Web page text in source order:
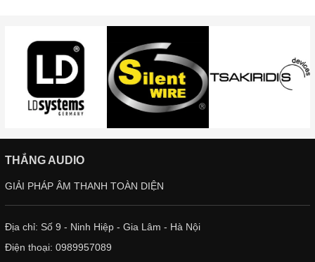
THẮNG AUDIO
GIẢI PHÁP ÂM THANH TOÀN DIỆN
Địa chỉ: Số 9 - Ninh Hiệp - Gia Lâm - Hà Nội
Điện thoại: 0989957089